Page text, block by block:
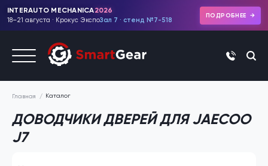
INTERAUTO MECHANICA2026
18–21 августа · Крокус ЭкспоЗал 7 · стенд №7-518
ПОДРОБНЕЕ
+7 (495)
Главная Каталог
ДОВОДЧИКИ ДВЕРЕЙ ДЛЯ JAECOO
J7